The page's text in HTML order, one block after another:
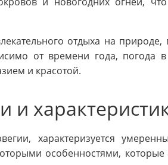
отдыха на природе,
от времени года, погода в
и красотой.
и
характеризуется
особенностями,